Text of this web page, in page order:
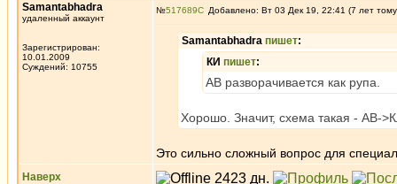
Samantabhadra
удаленный аккаунт
Зарегистрирован:
10.01.2009
Суждений: 10755
№517689 Добавлено: Вт 03 Дек 19, 22:41 (7 лет
Samantabhadra пишет:
КИ пишет:
АВ разворачивается как рупа.
Хорошо. Значит, схема такая - АВ-
Это сильно сложный вопрос для
Наверх